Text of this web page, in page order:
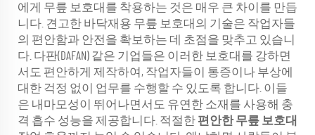
에게 무릎 보호대를 착용하는 것은 매우 큰 차이를 만듭
니다. 견고한 바닥재용 무릎 보호대의 기술은 작업자들
의 편안함과 안전을 확보하는 데 초점을 맞추고 있습니
다. 다판(DAFAN) 같은 기업들은 이러한 보호대를 강하면
서도 편안하게 제작하여, 작업자들이 통증이나 부상에
대한 걱정 없이 업무를 수행할 수 있도록 합니다. 이들
은 내마모성이 뛰어나면서도 유연한 소재를 사용해 충
격 흡수 성능을 제공합니다. 적절한 편안한 무릎 보호대